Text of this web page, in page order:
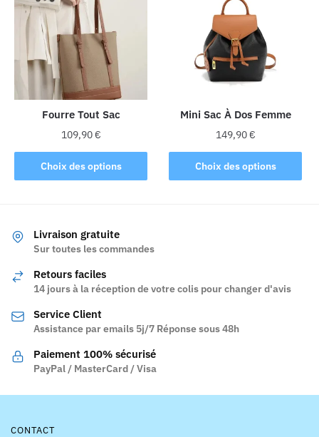
Les
options
peuvent
être
choisies
sur
la
page
produit
Les
options
peuvent
être
choisies
la
page
produit
Fourre Tout Sac
109,90€
Choix des options
Ce
produit
variations.
Les
peuvent
choisies
sur
la
page
Mini Sac À Dos Femme
149,90€
Choix des options
Ce
produit
être
sur
Livraison gratuite
Sur toutes les commandes
Retours faciles
14 jours à la réception de votre colis pour changer d'avis
Service Client
Assistance par emails 5j/7 Réponse sous 48h
Paiement 100% sécurisé
PayPal / MasterCard / Visa
CONTACT